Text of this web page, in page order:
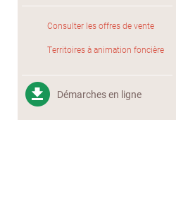
Consulter les offres de vente
Territoires à animation foncière
Démarches en ligne